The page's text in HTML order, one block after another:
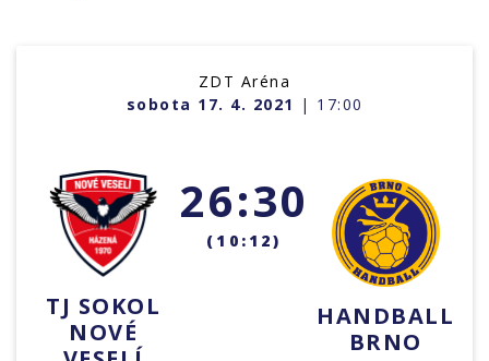
ZDT Aréna
sobota 17. 4. 2021 | 17:00
TJ SOKOL
NOVÉ
26:30
(10:12)
HANDBALL
BRNO